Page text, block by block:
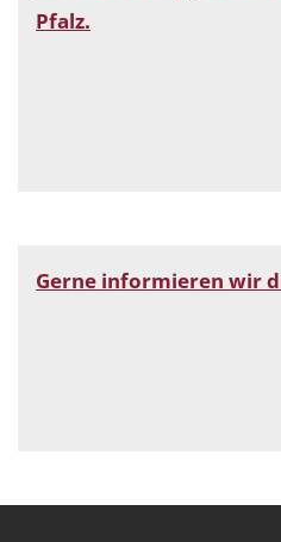
Pfalz.
Gerne informieren wir